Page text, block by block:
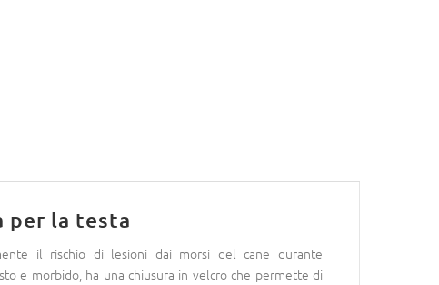
per la testa
il rischio di lesioni dai morsi del cane durante
e morbido, ha una chiusura in velcro che permette di